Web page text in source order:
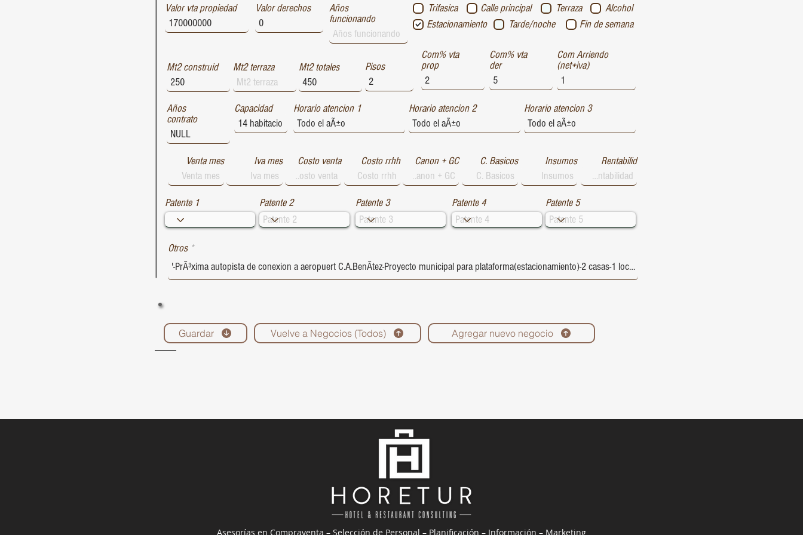
Valor vta propiedad Valor derechos
Años
funcionando
Trifasica Calle principal Alcohol
Terraza
Estacionamiento
Tarde/noche Fin de semana
Mt2 construid Mt2 terraza Mt2 totales Pisos
Com% vta
prop
Com% vta
der
Com Arriendo
(net+iva)
Años
contrato
Capacidad Horario atencion 1 Horario atencion 2 Horario atencion 3
Venta mes Iva mes Costo venta Costo rrhh Canon + GC C. Basicos Insumos Rentabilid
Patente 1 Patente 2 Patente 3 Patente 4 Patente 5
Otros
Guardar Vuelve a Negocios (Todos) Agregar nuevo negocio
1729
1728
1727
Asesorías en Compraventa – Selección de Personal – Planificación – Información – Marketing